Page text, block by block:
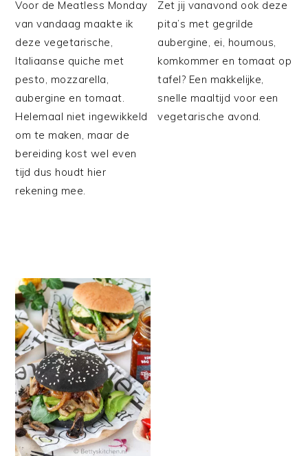
Voor de Meatless Monday
van vandaag maakte ik
deze vegetarische,
Italiaanse quiche met
pesto, mozzarella,
aubergine en tomaat.
Helemaal niet ingewikkeld
om te maken, maar de
bereiding kost wel even
tijd dus houdt hier
rekening mee.
Zet jij vanavond ook deze
pita’s met gegrilde
aubergine, ei, houmous,
komkommer en tomaat op
tafel? Een makkelijke,
snelle maaltijd voor een
vegetarische avond.